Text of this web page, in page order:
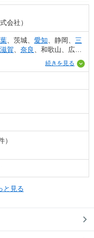
会社）
、茨城、 愛知 、静岡、 三
滋賀 奈良
、和歌山、広
部地域を除く）
続きを見る
）
と見る